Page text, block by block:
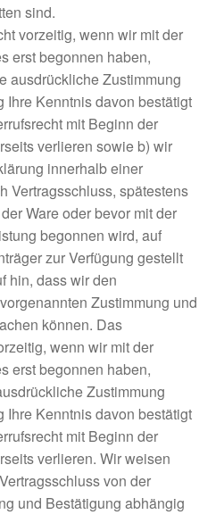
sind.
vorzeitig, wenn wir mit der
erst begonnen haben,
ausdrückliche Zustimmung
Kenntnis davon bestätigt
mit Beginn der
verlieren sowie b) wir
innerhalb einer
Vertragsschluss, spätestens
Ware oder bevor mit der
begonnen wird, auf
zur Verfügung gestellt
hin, dass wir den
Zustimmung und
können. Das
wenn wir mit der
erst begonnen haben,
Zustimmung
Kenntnis davon bestätigt
mit Beginn der
verlieren. Wir weisen
von der
und Bestätigung abhängig